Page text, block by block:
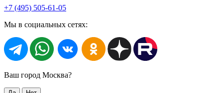
+7 (495) 505-61-05
Мы в социальных сетях:
Ваш город Москва?